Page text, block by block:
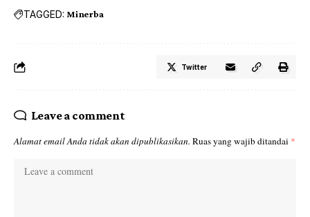
TAGGED: Minerba
Twitter
Leave a comment
Alamat email Anda tidak akan dipublikasikan. Ruas yang wajib ditandai *